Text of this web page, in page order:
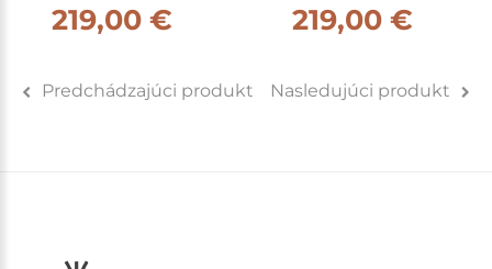
219,00 € 219,00 €
Predchádzajúci produkt Nasledujúci produkt